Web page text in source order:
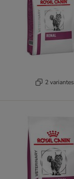
2 variantes